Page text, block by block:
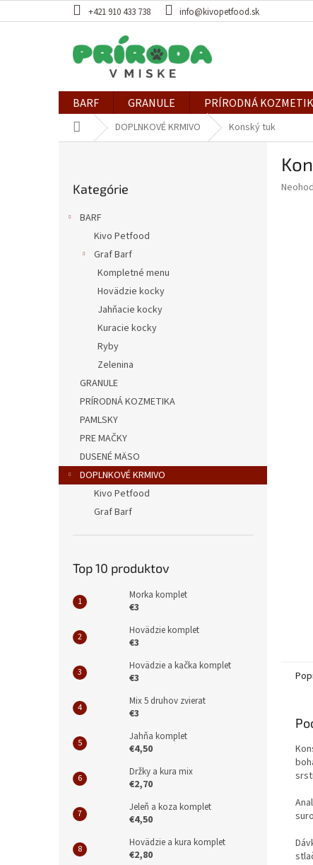
na
+421 910 433 738 info@kivopetfood.sk
BARF GRANULE PRÍRODNÁ
DomovDOPLNKOVÉ KRMIVO Konský tuk
kategórie
Kategórie
BARF
Kivo Petfood
Graf Barf
Kompletné menu
Hovädzie kocky
Jahňacie kocky
Kuracie kocky
Ryby
Zelenina
GRANULE
PRÍRODNÁ KOZMETIKA
PAMLSKY
PRE MAČKY
DUSENÉ MÄSO
DOPLNKOVÉ KRMIVO
Kivo Petfood
Graf Barf
Top 10 produktov
Morka komplet
€3
Hovädzie komplet
€3
Hovädzie a kačka komplet
€3
Mix 5 druhov zvierat
€3
Jahňa komplet
€4,50
Držky a kura mix
€2,70
Jeleň a koza komplet
€4,50
Hovädzie a kura komplet
€2,80